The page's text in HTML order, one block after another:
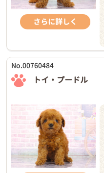
さらに詳しく
No.00760484
トイ・プードル